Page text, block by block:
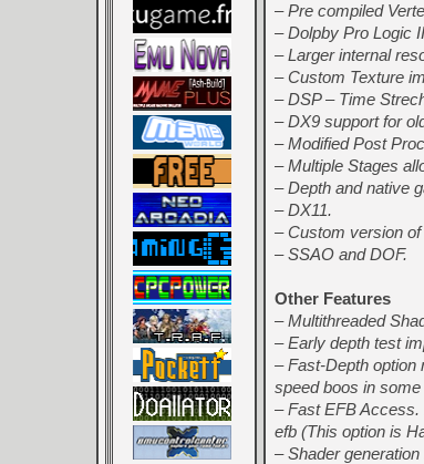
– Pre compiled
– Dolpby Pro Logic
– Larger internal
– Custom Texture
– DSP – Time
– DX9 support for
– Modified Post
– Multiple Stages
– Depth and native
– DX11.
– Custom version
– SSAO and DOF.
Other Features
– Multithreaded
– Early depth test
– Fast-Depth option
speed boos in
– Fast EFB
efb (This option is
– Shader